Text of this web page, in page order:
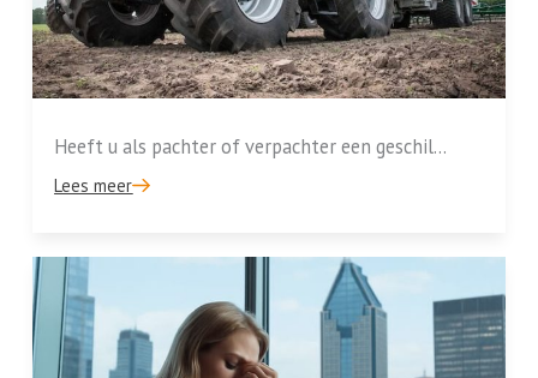
Heeft u als pachter of verpachter een geschil...
Lees meer